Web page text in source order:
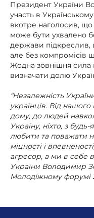
Президент України
участь в
вкотре наголосив,
може бути ухвалено
держави підкреслив,
але без компромісів
Жодна зовнішня сила
визначати долю
“Незалежність
українців. Від
дому, до людей
Україну, ніхто, з
любити та поважати
міцності і
агресор, а ми в себе
України Володимир
Молодіжному форумі